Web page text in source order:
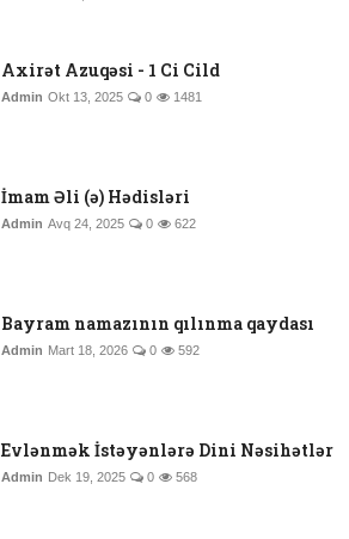
Axirət Azuqəsi - 1 Ci Cild
Admin Okt 13, 2025 0 1481
İmam Əli (ə) Hədisləri
Admin Avq 24, 2025 0 622
Bayram namazının qılınma qaydası
Admin Mart 18, 2026 0 592
Evlənmək İstəyənlərə Dini Nəsihətlər
Admin Dek 19, 2025 0 568